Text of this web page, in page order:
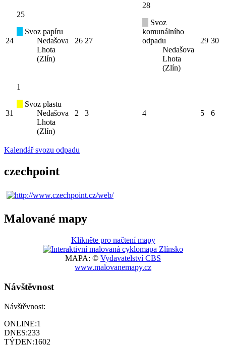
24
25
Svoz papíru
Nedašova
Lhota
(Zlín)
26 27
28
Svoz
komunálního
odpadu
Nedašova
Lhota
(Zlín)
29 30
31
1
Svoz plastu
Nedašova
Lhota
(Zlín)
2 3 4 5 6
Kalendář svozu odpadu
czechpoint
Malované mapy
Klikněte pro načtení mapy
MAPA: © Vydavatelství CBS
www.malovanemapy.cz
Návštěvnost
Návštěvnost:
ONLINE:1
DNES:233
TÝDEN:1602